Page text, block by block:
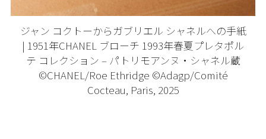
ジャン コクトーからガブリエル シャネルへの手紙
| 1951年CHANEL ブローチ 1993年春夏プレタポル
テ コレクション – パトリモアンヌ・シャネル蔵
©CHANEL/Roe Ethridge ©Adagp/Comité
Cocteau, Paris, 2025